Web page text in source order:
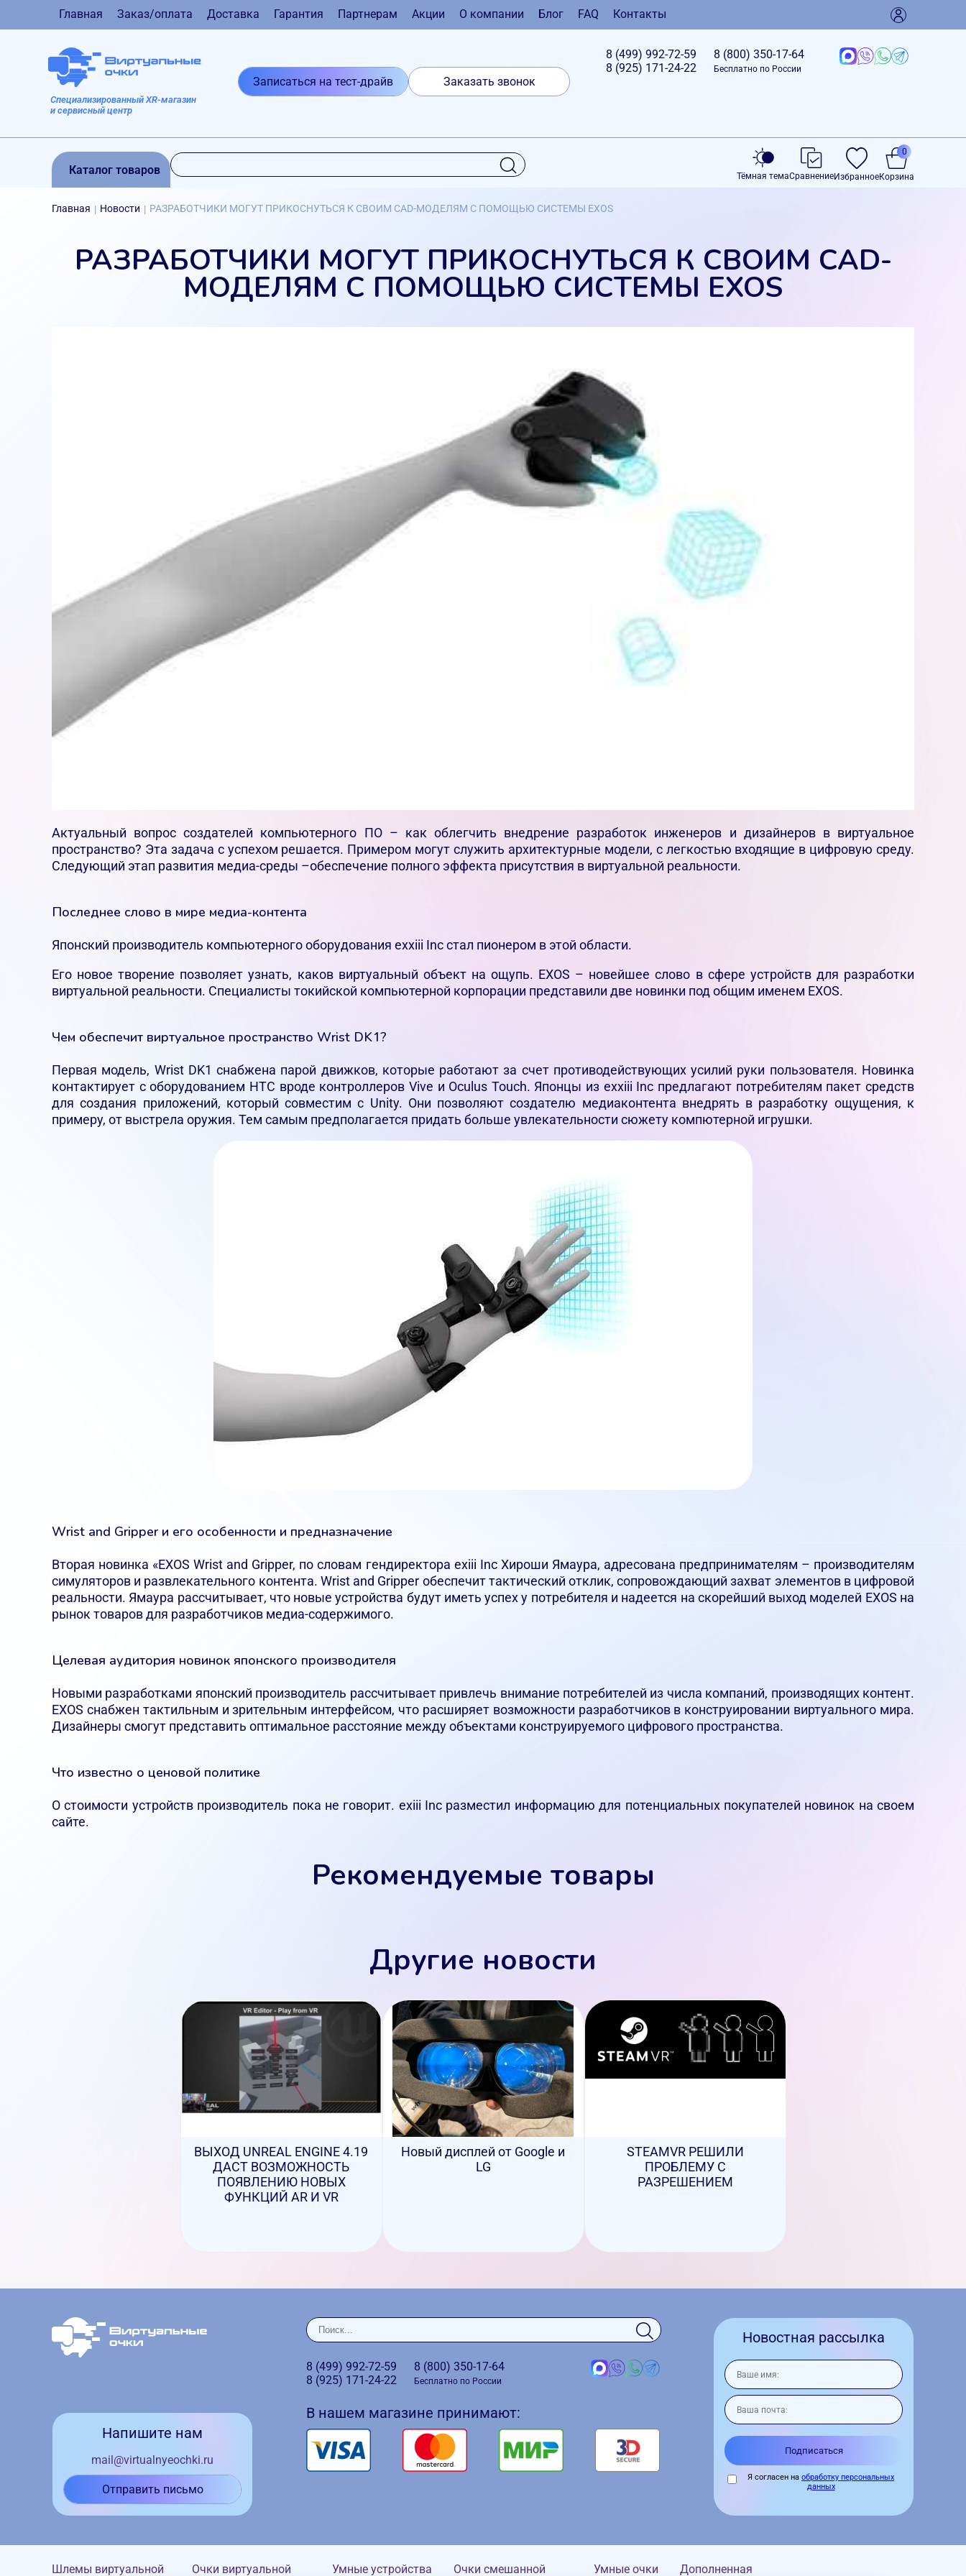
Главная Заказ/оплата Доставка Гарантия Партнерам Акции О компании Блог FAQ Контакты
Специализированный XR-магазин
и сервисный центр
Записаться на тест-драйв Заказать звонок
8 (499) 992-72-59
8 (925) 171-24-22
8 (800) 350-17-64
Бесплатно по России
Каталог товаров Тёмная темаСравнениеИзбранноеКорзина
0
Главная | Новости | РАЗРАБОТЧИКИ МОГУТ ПРИКОСНУТЬСЯ К СВОИМ CAD-МОДЕЛЯМ С ПОМОЩЬЮ СИСТЕМЫ EXOS
РАЗРАБОТЧИКИ МОГУТ ПРИКОСНУТЬСЯ К СВОИМ CAD-
МОДЕЛЯМ С ПОМОЩЬЮ СИСТЕМЫ EXOS
Актуальный вопрос создателей компьютерного ПО – как облегчить внедрение разработок инженеров и дизайнеров в виртуальное
пространство? Эта задача с успехом решается. Примером могут служить архитектурные модели, с легкостью входящие в цифровую среду.
Следующий этап развития медиа-среды –обеспечение полного эффекта присутствия в виртуальной реальности.
Последнее слово в мире медиа-контента
Японский производитель компьютерного оборудования exxiii Inc стал пионером в этой области.
Его новое творение позволяет узнать, каков виртуальный объект на ощупь. EXOS – новейшее слово в сфере устройств для разработки
виртуальной реальности. Специалисты токийской компьютерной корпорации представили две новинки под общим именем EXOS.
Чем обеспечит виртуальное пространство Wrist DK1?
Первая модель, Wrist DK1 снабжена парой движков, которые работают за счет противодействующих усилий руки пользователя. Новинка
контактирует с оборудованием HTC вроде контроллеров Vive и Oculus Touch. Японцы из exxiii Inc предлагают потребителям пакет средств
для создания приложений, который совместим с Unity. Они позволяют создателю медиаконтента внедрять в разработку ощущения, к
примеру, от выстрела оружия. Тем самым предполагается придать больше увлекательности сюжету компютерной игрушки.
Wrist and Gripper и его особенности и предназначение
Вторая новинка «EXOS Wrist and Gripper, по словам гендиректора exiii Inc Хироши Ямаура, адресована предпринимателям – производителям
симуляторов и развлекательного контента. Wrist and Gripper обеспечит тактический отклик, сопровождающий захват элементов в цифровой
реальности. Ямаура рассчитывает, что новые устройства будут иметь успех у потребителя и надеется на скорейший выход моделей EXOS на
рынок товаров для разработчиков медиа-содержимого.
Целевая аудитория новинок японского производителя
Новыми разработками японский производитель рассчитывает привлечь внимание потребителей из числа компаний, производящих контент.
EXOS снабжен тактильным и зрительным интерфейсом, что расширяет возможности разработчиков в конструировании виртуального мира.
Дизайнеры смогут представить оптимальное расстояние между объектами конструируемого цифрового пространства.
Что известно о ценовой политике
О стоимости устройств производитель пока не говорит. exiii Inc разместил информацию для потенциальных покупателей новинок на своем
сайте.
Рекомендуемые товары
Другие новости
ВЫХОД UNREAL ENGINE 4.19
ДАСТ ВОЗМОЖНОСТЬ
ПОЯВЛЕНИЮ НОВЫХ
ФУНКЦИЙ AR И VR
Новый дисплей от Google и
LG
STEAMVR РЕШИЛИ
ПРОБЛЕМУ С
РАЗРЕШЕНИЕМ
Напишите нам
mail@virtualnyeochki.ru
Отправить письмо
8 (499) 992-72-59
8 (925) 171-24-22
8 (800) 350-17-64
Бесплатно по России
В нашем магазине принимают:
Новостная рассылка
Я согласен на обработку персональных
данных
Шлемы виртуальной Очки виртуальной Умные устройства Очки смешанной Умные очки Дополненная